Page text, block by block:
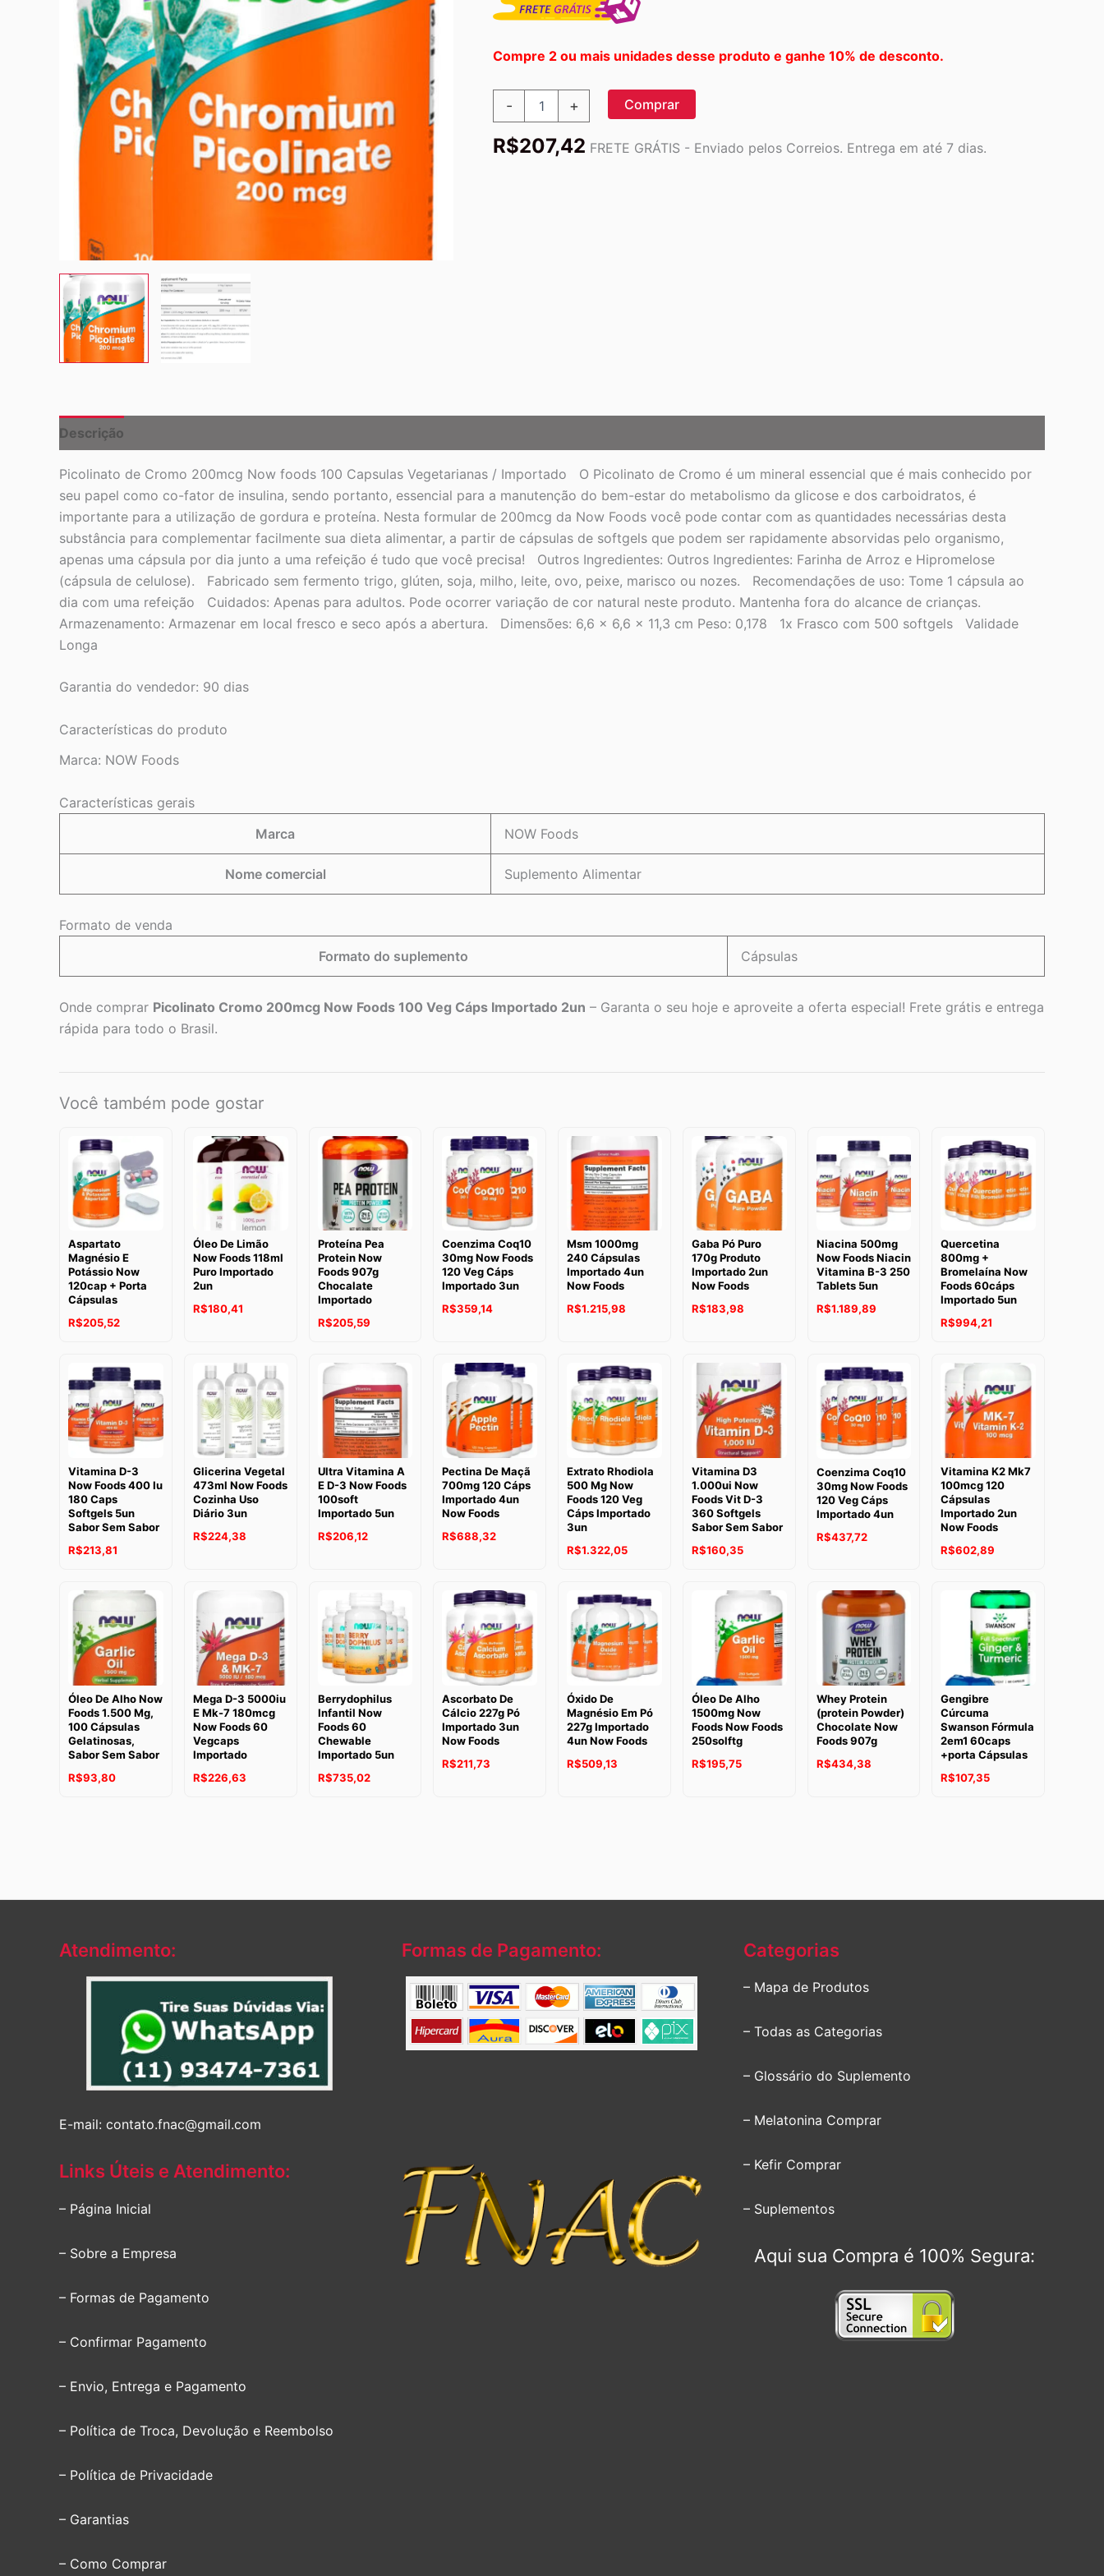
Compre 2 ou mais unidades desse produto e ganhe 10% de desconto.
-
Now
+ Comprar
R$207,42 FRETE GRÁTIS - Enviado pelos Correios. Entrega em até 7 dias.
Descrição
Picolinato de Cromo 200mcg Now foods 100 Capsulas Vegetarianas / Importado O Picolinato de Cromo é um mineral essencial que é mais conhecido por
seu papel como co-fator de insulina, sendo portanto, essencial para a manutenção do bem-estar do metabolismo da glicose e dos carboidratos, é
importante para a utilização de gordura e proteína. Nesta formular de 200mcg da Now Foods você pode contar com as quantidades necessárias desta
substância para complementar facilmente sua dieta alimentar, a partir de cápsulas de softgels que podem ser rapidamente absorvidas pelo organismo,
apenas uma cápsula por dia junto a uma refeição é tudo que você precisa! Outros Ingredientes: Outros Ingredientes: Farinha de Arroz e Hipromelose
(cápsula de celulose). Fabricado sem fermento trigo, glúten, soja, milho, leite, ovo, peixe, marisco ou nozes. Recomendações de uso: Tome 1 cápsula ao
dia com uma refeição Cuidados: Apenas para adultos. Pode ocorrer variação de cor natural neste produto. Mantenha fora do alcance de crianças.
Armazenamento: Armazenar em local fresco e seco após a abertura. Dimensões: 6,6 x 6,6 x 11,3 cm Peso: 0,178 1x Frasco com 500 softgels Validade
Longa
Garantia do vendedor: 90 dias
Características do produto
Marca: NOW Foods
Características gerais
Marca
NOW Foods
Nome comercial Suplemento Alimentar
Formato de venda
Formato do suplemento
Cápsulas
Onde comprar Picolinato Cromo 200mcg Now Foods 100 Veg Cáps Importado 2un – Garanta o seu hoje e aproveite a oferta especial! Frete grátis e entrega
rápida para todo o Brasil.
Você também pode gostar
Aspartato
Magnésio E
Potássio Now
120cap + Porta
Cápsulas
R$205,52
Óleo De Limão
Now Foods 118ml
Puro Importado
2un
R$180,41
Proteína Pea
Protein Now
Foods 907g
Chocalate
Importado
R$205,59
Coenzima Coq10
30mg Now Foods
120 Veg Cáps
Importado 3un
R$359,14
Msm 1000mg
240 Cápsulas
Importado 4un
Now Foods
R$1.215,98
Gaba Pó Puro
170g Produto
Importado 2un
Now Foods
R$183,98
Niacina 500mg
Now Foods Niacin
Vitamina B-3 250
Tablets 5un
R$1.189,89
Quercetina
800mg +
Bromelaína Now
Foods 60cáps
Importado 5un
R$994,21
Vitamina D-3
Now Foods 400 Iu
180 Caps
Softgels 5un
Sabor Sem Sabor
R$213,81
Glicerina Vegetal
473ml Now Foods
Cozinha Uso
Diário 3un
R$224,38
Ultra Vitamina A
E D-3 Now Foods
100soft
Importado 5un
R$206,12
Pectina De Maçã
700mg 120 Cáps
Importado 4un
Now Foods
R$688,32
Extrato Rhodiola
500 Mg Now
Foods 120 Veg
Cáps Importado
3un
R$1.322,05
Vitamina D3
1.000ui Now
Foods Vit D-3
360 Softgels
Sabor Sem Sabor
R$160,35
Coenzima Coq10
30mg Now Foods
120 Veg Cáps
Importado 4un
R$437,72
Vitamina K2 Mk7
100mcg 120
Cápsulas
Importado 2un
Now Foods
R$602,89
Óleo De Alho Now
Foods 1.500 Mg,
100 Cápsulas
Gelatinosas,
Sabor Sem Sabor
R$93,80
Mega D-3 5000iu
E Mk-7 180mcg
Now Foods 60
Vegcaps
Importado
R$226,63
Berrydophilus
Infantil Now
Foods 60
Chewable
Importado 5un
R$735,02
Ascorbato De
Cálcio 227g Pó
Importado 3un
Now Foods
R$211,73
Óxido De
Magnésio Em Pó
227g Importado
4un Now Foods
R$509,13
Óleo De Alho
1500mg Now
Foods Now Foods
250solftg
R$195,75
Whey Protein
(protein Powder)
Chocolate Now
Foods 907g
R$434,38
Gengibre
Cúrcuma
Swanson Fórmula
2em1 60caps
+porta Cápsulas
R$107,35
Atendimento:
E-mail: contato.fnac@gmail.com
Links Úteis e Atendimento:
– Página Inicial
– Sobre a Empresa
– Formas de Pagamento
– Confirmar Pagamento
– Envio, Entrega e Pagamento
– Política de Troca, Devolução e Reembolso
– Política de Privacidade
– Garantias
– Como Comprar
Formas de Pagamento: Categorias
– Mapa de Produtos
– Todas as Categorias
– Glossário do Suplemento
– Melatonina Comprar
– Kefir Comprar
– Suplementos
Aqui sua Compra é 100% Segura: